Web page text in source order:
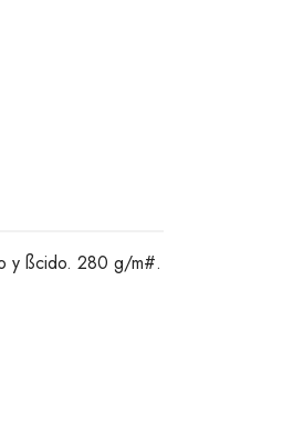
y ßcido. 280 g/m#.